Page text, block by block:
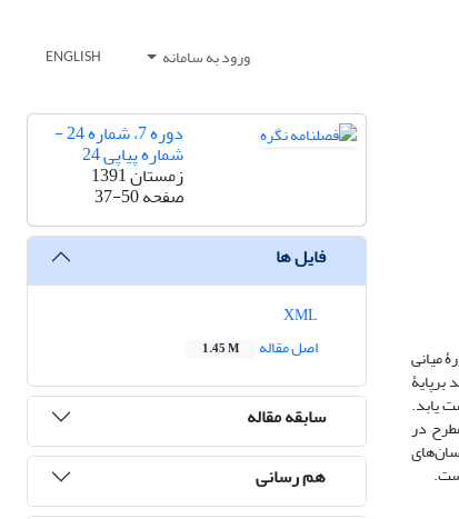
ورود به سامانه ENGLISH
میانی
یابد.
در
دوره 7، شماره 24 -
شماره پیاپی 24
زمستان 1391
صفحه37-50
فایل ها
اصل مقاله
1.45 M
سابقه مقاله
هم رسانی